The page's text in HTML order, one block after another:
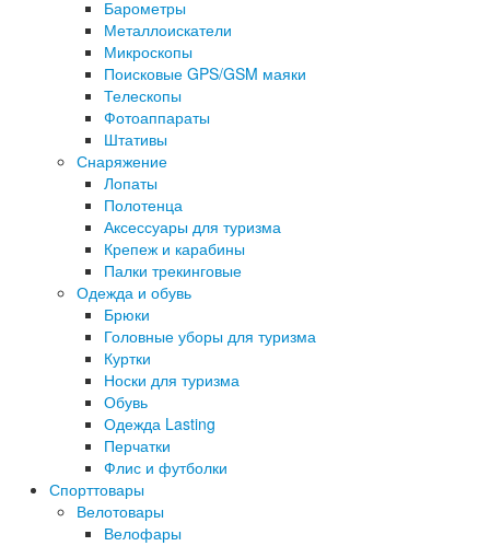
Барометры
Металлоискатели
Микроскопы
Поисковые GPS/GSM маяки
Телескопы
Фотоаппараты
Штативы
Снаряжение
Лопаты
Полотенца
Аксессуары для туризма
Крепеж и карабины
Палки трекинговые
Одежда и обувь
Брюки
Головные уборы для туризма
Куртки
Носки для туризма
Обувь
Одежда Lasting
Перчатки
Флис и футболки
Спорттовары
Велотовары
Велофары